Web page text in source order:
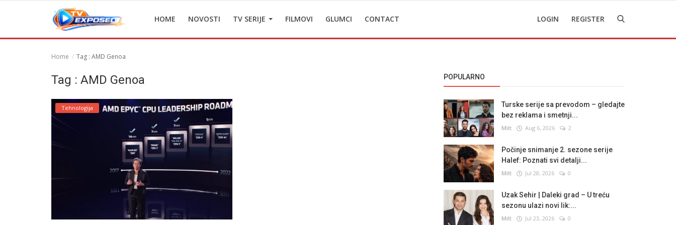
HOME NOVOSTI TV SERIJE FILMOVI GLUMCI CONTACT LOGIN REGISTER
Home Tag : AMD Genoa
Tag : AMD Genoa
Tehnologija
POPULARNO
Turske serije sa prevodom – gledajte
bez reklama i smetnji...
Milt Aug 6, 2026 2
Počinje snimanje 2. sezone serije
Halef: Poznati svi detalji...
Milt Jul 28, 2026 0
Uzak Sehir | Daleki grad – U treću
sezonu ulazi novi lik:...
Milt Jul 23, 2026 0